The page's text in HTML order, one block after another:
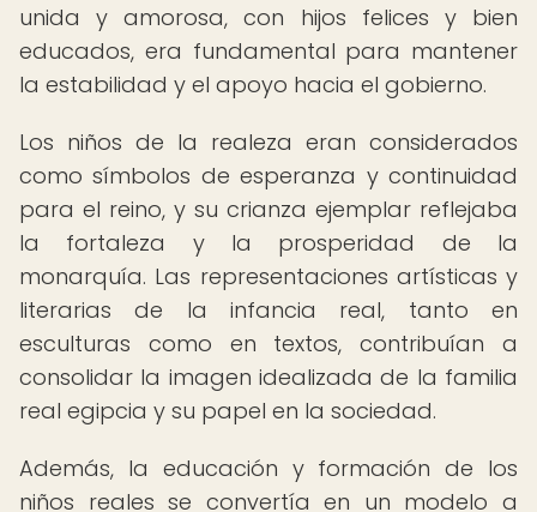
unida y amorosa, con hijos felices y bien
educados, era fundamental para mantener
la estabilidad y el apoyo hacia el gobierno.
Los niños de la realeza eran considerados
como símbolos de esperanza y continuidad
para el reino, y su crianza ejemplar reflejaba
la fortaleza y la prosperidad de la
monarquía. Las representaciones artísticas y
literarias de la infancia real, tanto en
esculturas como en textos, contribuían a
consolidar la imagen idealizada de la familia
real egipcia y su papel en la sociedad.
Además, la educación y formación de los
niños reales se convertía en un modelo a